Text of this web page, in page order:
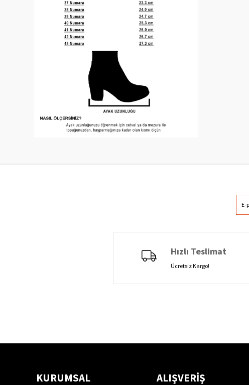
Hızlı Teslimat
Ücretsiz Kargo!
KURUMSAL ALIŞVERİŞ